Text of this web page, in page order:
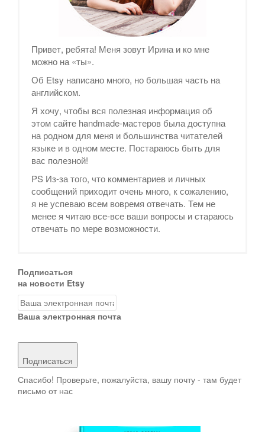
Привет, ребята! Меня зовут Ирина и ко мне
можно на «ты».
Об Etsy написано много, но большая часть на
английском.
Я хочу, чтобы вся полезная информация об
этом сайте handmade-мастеров была доступна
на родном для меня и большинства читателей
языке и в одном месте. Постараюсь быть для
вас полезной!
PS Из-за того, что комментариев и личных
сообщений приходит очень много, к сожалению,
я не успеваю всем вовремя отвечать. Тем не
менее я читаю все-все ваши вопросы и стараюсь
отвечать по мере возможности.
Подписаться
на новости Etsy
Ваша электронная почта
Подписаться
Спасибо! Проверьте, пожалуйста, вашу почту - там будет
письмо от нас